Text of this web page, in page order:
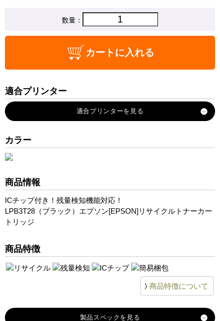
数量：
カートに入れる
適合プリンター
LP-S3250PS
LP-S3250Z
LP-S325C8
LP-S32C6
LP-S32C7
カラー
商品情報
ICチップ付き！残量検知機能対応！
LPB3T28（ブラック）エプソン[EPSON]リサイクルトナーカー
トリッジ
商品特徴
商品特徴について